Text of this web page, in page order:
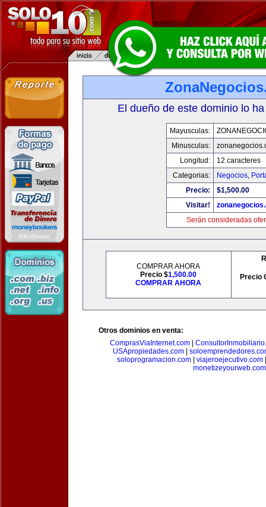
El dueño de este dominio lo
Mayusculas:
Minusculas:
Longitud:
12 caracteres
Categorias:
Negocios,
Precio:
$1,500.00
Visitar!
Serán consideradas
COMPRAR AHORA
Precio $1,500.00
COMPRAR AHORA
Precio
Otros dominios en venta:
ComprasViaInternet.com
USApropiedades.com
soloprogramacion.com
viajeroejecutivo.com
monetizeyourweb.com